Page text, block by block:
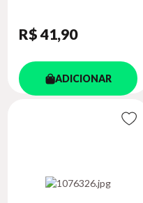
R$ 41,90
ADICIONAR